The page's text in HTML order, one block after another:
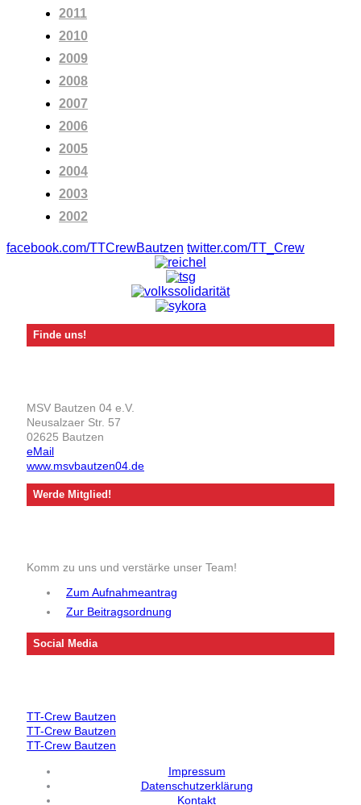
2011
2010
2009
2008
2007
2006
2005
2004
2003
2002
facebook.com/TTCrewBautzen twitter.com/TT_Crew
Finde uns!
MSV Bautzen 04 e.V.
Neusalzaer Str. 57
02625 Bautzen
eMail
www.msvbautzen04.de
Werde Mitglied!
Komm zu uns und verstärke unser Team!
Zum Aufnahmeantrag
Zur Beitragsordnung
Social Media
TT-Crew Bautzen
TT-Crew Bautzen
TT-Crew Bautzen
Impressum
Datenschutzerklärung
Kontakt